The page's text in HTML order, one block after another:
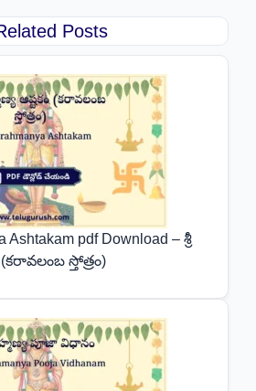
Posts
Ashtakam pdf Download – శ్రీ
(కరావలంబ స్తోత్రం)